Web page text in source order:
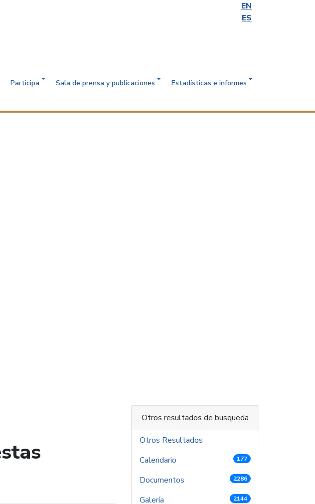
EN
ES
Participa Sala de prensa y publicaciones
Estadísticas e informes
Otros resultados de busqueda
Otros Resultados
Calendario
177
Documentos 2286
Galería 2144